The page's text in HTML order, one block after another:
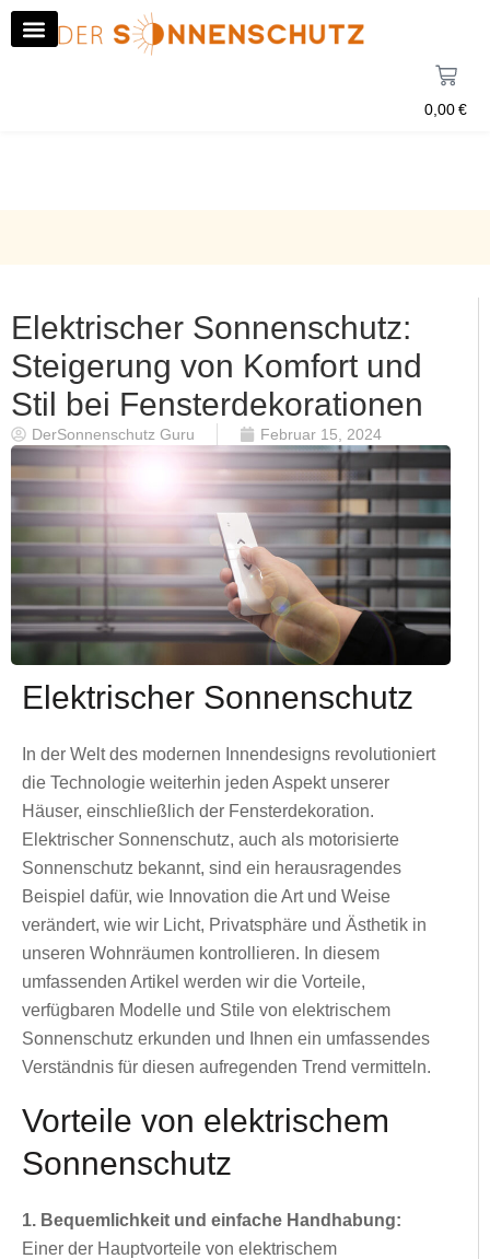
0,00€
Elektrischer Sonnenschutz:
Steigerung von Komfort und
Stil bei Fensterdekorationen
DerSonnenschutz Guru Februar 15, 2024
Elektrischer Sonnenschutz
In der Welt des modernen Innendesigns revolutioniert
die Technologie weiterhin jeden Aspekt unserer
Häuser, einschließlich der Fensterdekoration.
Elektrischer Sonnenschutz, auch als motorisierte
Sonnenschutz bekannt, sind ein herausragendes
Beispiel dafür, wie Innovation die Art und Weise
verändert, wie wir Licht, Privatsphäre und Ästhetik in
unseren Wohnräumen kontrollieren. In diesem
umfassenden Artikel werden wir die Vorteile,
verfügbaren Modelle und Stile von elektrischem
Sonnenschutz erkunden und Ihnen ein umfassendes
Verständnis für diesen aufregenden Trend vermitteln.
Vorteile von elektrischem
Sonnenschutz
1. Bequemlichkeit und einfache Handhabung:
Einer der Hauptvorteile von elektrischem